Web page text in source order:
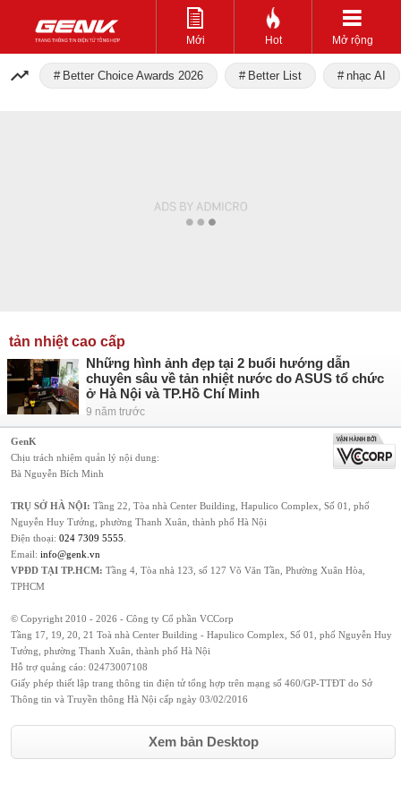
Mới Hot Mở rộng
Better Choice Awards 2026 Better List nhạc AI
tản nhiệt cao cấp
Những hình ảnh đẹp tại 2 buổi hướng dẫn
chuyên sâu về tản nhiệt nước do ASUS tổ chức
ở Hà Nội và TP.Hồ Chí Minh
9 năm trước
GenK
Chịu trách nhiệm quản lý nội dung:
Bà Nguyễn Bích Minh
TRỤ SỞ HÀ NỘI: Tầng 22, Tòa nhà Center Building, Hapulico Complex, Số 01, phố
Nguyễn Huy Tưởng, phường Thanh Xuân, thành phố Hà Nội
Điện thoại: 024 7309 5555
Email: info@genk.vn
VPĐD TẠI TP.HCM: Tầng 4, Tòa nhà 123, số 127 Võ Văn Tần, Phường Xuân Hòa,
TPHCM
© Copyright 2010 - 2026 - Công ty Cổ phần VCCorp
Tầng 17, 19, 20, 21 Toà nhà Center Building - Hapulico Complex, Số 01, phố Nguyễn Huy
Tưởng, phường Thanh Xuân, thành phố Hà Nội
Hỗ trợ quảng cáo: 02473007108
Giấy phép thiết lập trang thông tin điện tử tổng hợp trên mạng số 460/GP-TTĐT do Sở
Thông tin và Truyền thông Hà Nội cấp ngày 03/02/2016
Xem bản Desktop